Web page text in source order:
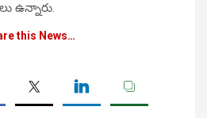
ఉన్నారు.
this News…